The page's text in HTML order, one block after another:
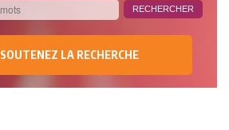
SOUTENEZ LA RECHERCHE